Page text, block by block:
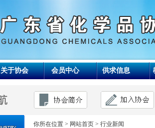
关于协会 会员中心 供求信息
你所在位置 > 网站首页 > 行业新闻